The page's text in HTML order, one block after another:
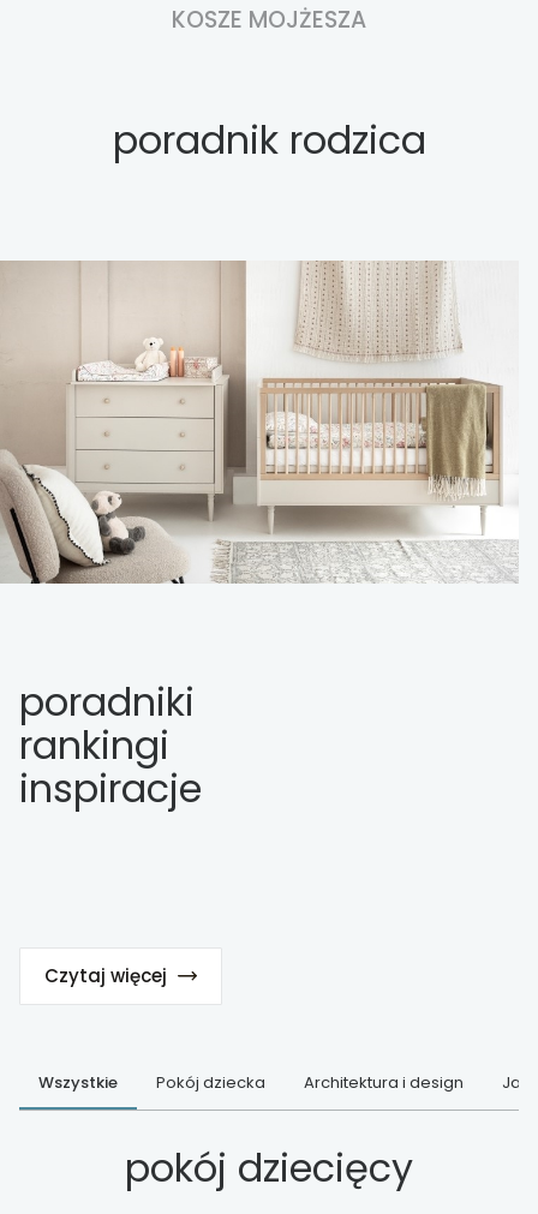
KOSZE MOJŻESZA
poradnik rodzica
poradniki
rankingi
inspiracje
Czytaj więcej
Wszystkie Pokój dziecka Architektura i design Jak
pokój dziecięcy